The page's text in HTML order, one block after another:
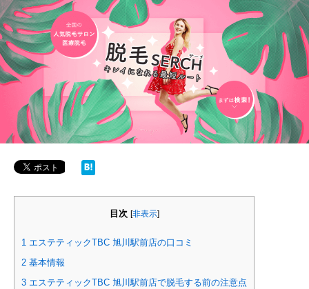
目次 [非表示]
1 エステティックTBC 旭川駅前店の口コミ
2 基本情報
3 エステティックTBC 旭川駅前店で脱毛する前の注意点